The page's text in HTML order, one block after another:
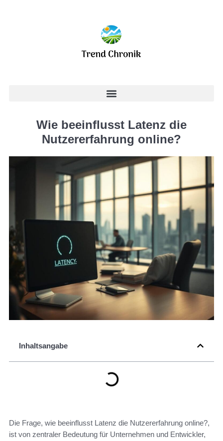
Wie beeinflusst Latenz die
Nutzererfahrung online?
Inhaltsangabe
Die Frage, wie beeinflusst Latenz die Nutzererfahrung online?,
ist von zentraler Bedeutung für Unternehmen und Entwickler,